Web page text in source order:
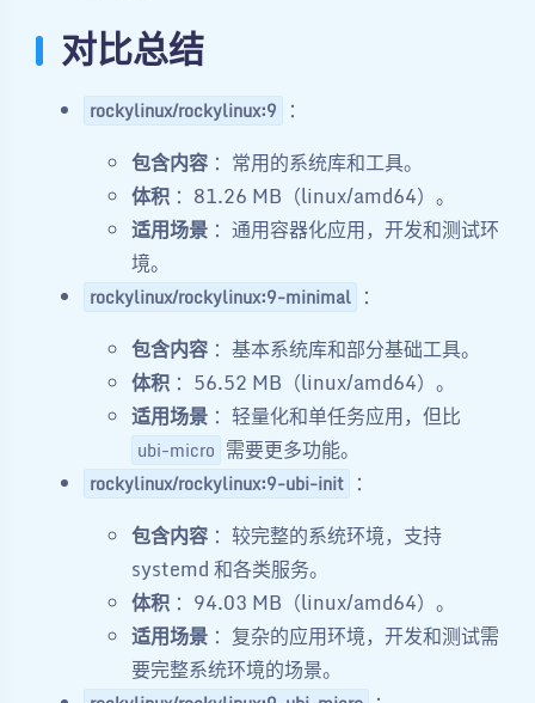
对比总结
rockylinux/rockylinux:9 ：
包含内容 ：常用的系统库和工具。
体积 ：81.26 MB（linux/amd64）。
适用场景 ：通用容器化应用，开发和测试环
境。
rockylinux/rockylinux:9-minimal ：
包含内容 ：基本系统库和部分基础工具。
体积 ：56.52 MB（linux/amd64）。
适用场景 ：轻量化和单任务应用，但比
ubi-micro 需要更多功能。
rockylinux/rockylinux:9-ubi-init ：
包含内容 ：较完整的系统环境，支持
systemd 和各类服务。
体积 ：94.03 MB（linux/amd64）。
适用场景 ：复杂的应用环境，开发和测试需
要完整系统环境的场景。